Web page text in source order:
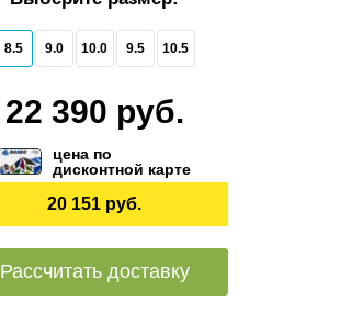
8.5 9.0 10.0 9.5 10.5
22 390 руб.
цена по
дисконтной карте
20 151 руб.
Рассчитать доставку